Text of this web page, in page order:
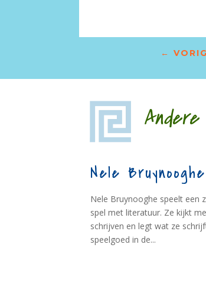
←
Andere
Nele Bruynooghe
Nele Bruynooghe speelt een
spel met literatuur. Ze kijkt
schrijven en legt wat ze
speelgoed in de...